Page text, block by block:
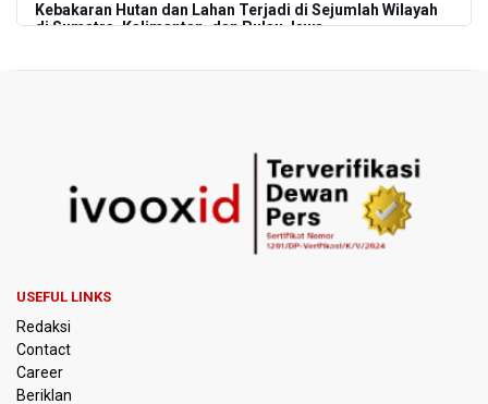
Kebakaran Hutan dan Lahan Terjadi di Sejumlah Wilayah
di Sumatra, Kalimantan, dan Pulau Jawa
SEA V Cup 2026: Timnas Voli Putri Indonesia Kalah 0-3
Lawan Thailand
Xabi Alonso Sebut Dukungan Penggemar Chelsea
Menakjubkan di GBK, Menang Lawan AC Milan 3-0
Adriansyah Harus Buktikan Pidana Asal
Tim 9 Kejagung Periksa Febrie Adransayah sebagai
Tersangka dan Saksi Terkait Kasus TPPU
USEFUL LINKS
Redaksi
Contact
Career
Beriklan